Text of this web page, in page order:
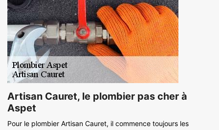
Artisan Cauret, le plombier pas cher à
Aspet
Pour le plombier Artisan Cauret, il commence toujours les